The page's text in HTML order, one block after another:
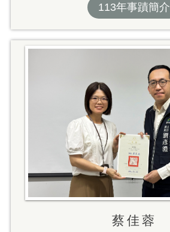
113年事蹟簡介
蔡佳蓉